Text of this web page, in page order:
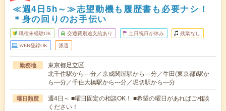
≪週4日5h～≫志望動機も履歴書も必要ナシ！
＊身の回りのお手伝い
職種未経験OK 交通費別途支給あり 土日祝日が休み 残業なし
WEB登録OK 派遣
勤務地
東京都足立区
北千住駅から---分／京成関屋駅から---分／牛田(東京都)駅か
ら---分／千住大橋駅から---分／堀切駅から---分
曜日頻度
週4日～ ■曜日固定の相談OK！ ■希望の曜日があればご相談
ください！